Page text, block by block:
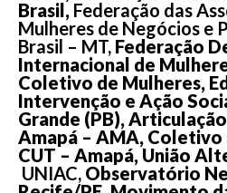
Brasil, Federação das
Mulheres de Negócios e
Brasil – MT, Federação
Internacional de
Coletivo de Mulheres,
Intervenção e Ação
Grande (PB),
Amapá – AMA, Coletivo
CUT – Amapá, União
UNIAC, Observatório